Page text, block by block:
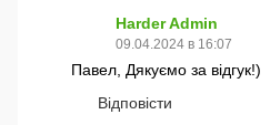
Harder Admin
09.04.2024 в 16:07
Павел, Дякуємо за відгук!)
Відповісти